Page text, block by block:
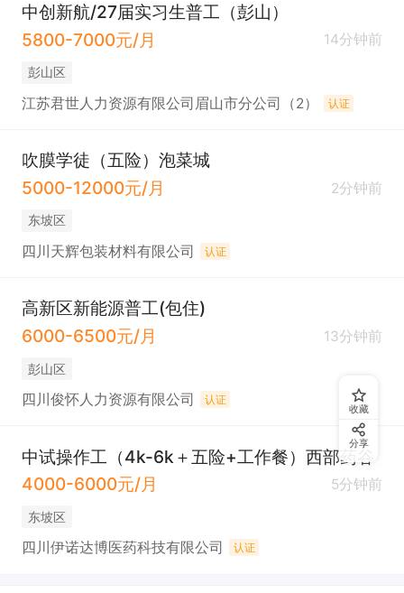
中创新航/27届实习生普工（彭山）
5800-7000元/月
14分钟前
彭山区
江苏君世人力资源有限公司眉山市分公司（2） 认证
吹膜学徒（五险）泡菜城
5000-12000元/月
2分钟前
东坡区
四川天辉包装材料有限公司 认证
高新区新能源普工(包住)
6000-6500元/月
13分钟前
彭山区
四川俊怀人力资源有限公司 认证
中试操作工（4k-6k＋五险+工作餐）西部药谷
4000-6000元/月
5分钟前
东坡区
四川伊诺达博医药科技有限公司 认证
收藏
分享